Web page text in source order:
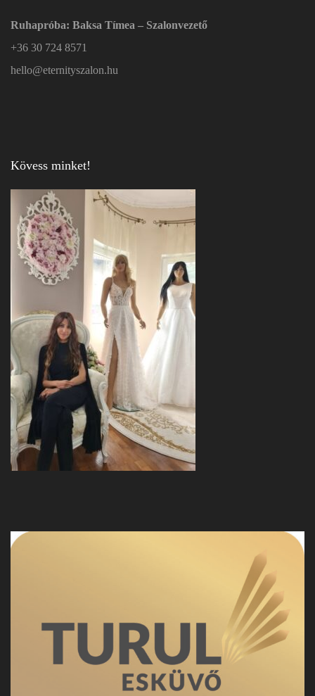
Ruhapróba: Baksa Tímea – Szalonvezető
+36 30 724 8571
hello@eternityszalon.hu
Kövess minket!